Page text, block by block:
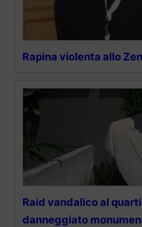
Rapina violenta allo
Raid vandalico al
danneggiato